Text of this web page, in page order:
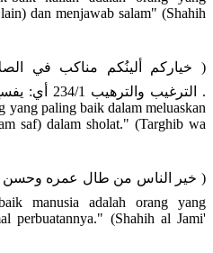
dan menjawab salam" (Shahih
الترغيب
yang paling baik dalam meluaskan
saf) dalam sholat." (Targhib wa
perbuatannya." (Shahih al Jami'